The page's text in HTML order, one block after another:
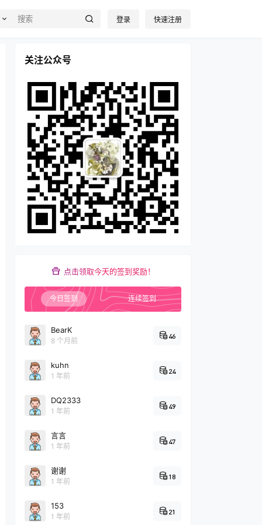
登录 快速注册
关注公众号
点击领取今天的签到奖励！
今日签到 连续签到
BearK
8 个月前
46
kuhn
1 年前
24
DQ2333
1 年前
49
言言
1 年前
47
谢谢
1 年前
18
153
1 年前
21